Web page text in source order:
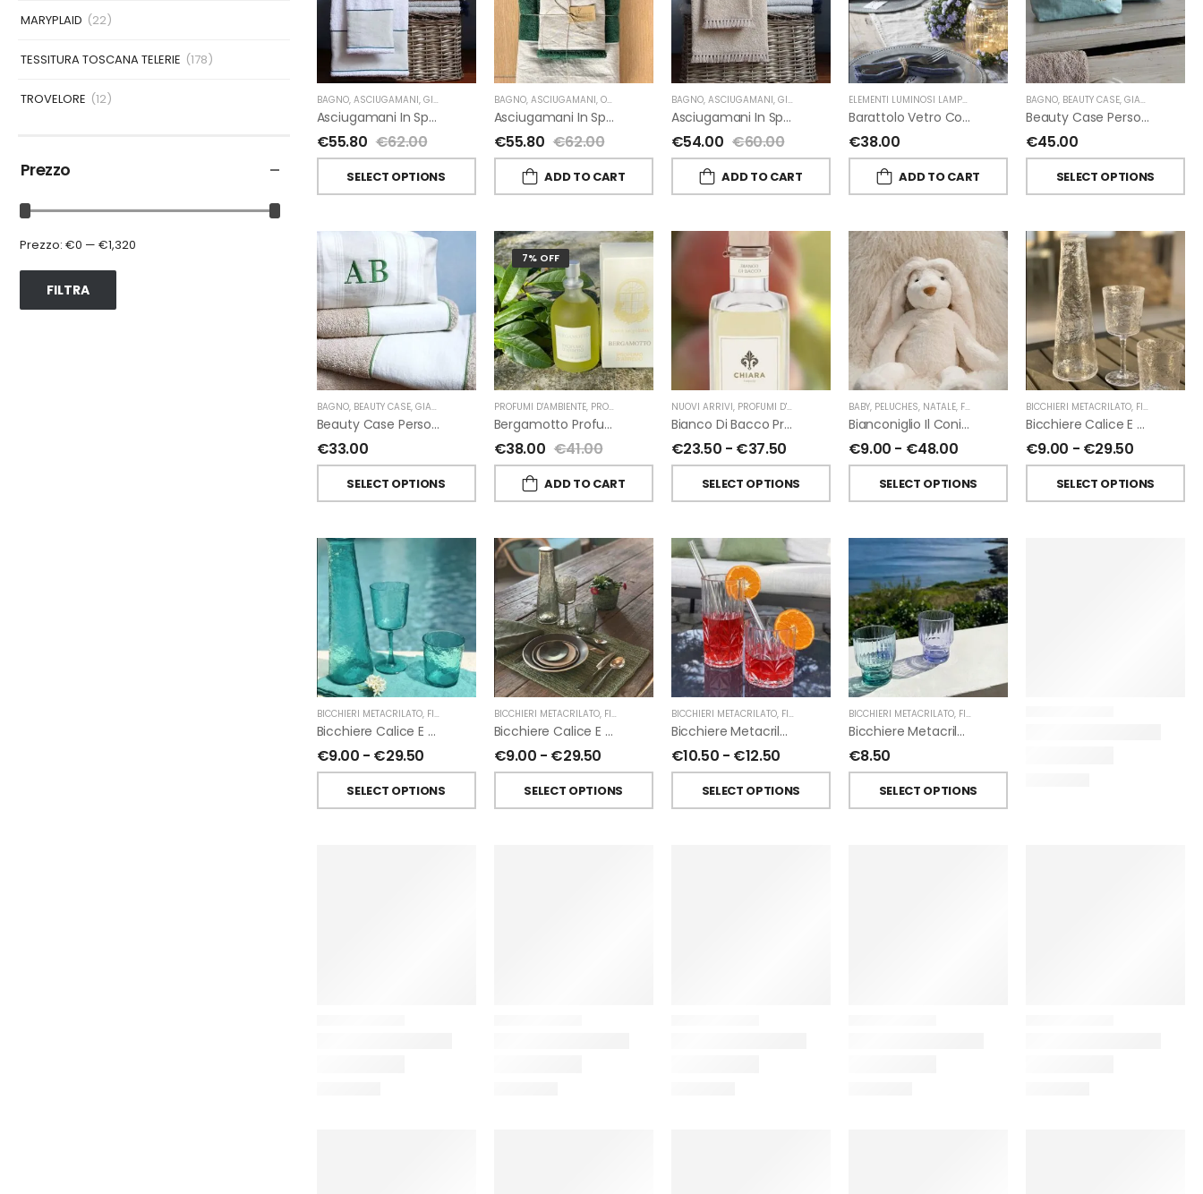
MARYPLAID (22)
TESSITURA TOSCANA TELERIE (178)
TROVELORE (12)
Prezzo
FILTRA
Prezzo: €0 — €1,320
BAGNO, ASCIUGAMANI, GIARDINO SEGRETO
Asciugamani In Spugna E Lino Di Giardino Segreto
€55.80 €62.00
SELECT OPTIONS
BAGNO, ASCIUGAMANI, OUTLET GIARDINO SEGRETO
Asciugamani In Spugna E Lino Di Giardino Segreto
€55.80 €62.00
ADD TO CART
BAGNO, ASCIUGAMANI, GIARDINO SEGRETO
Asciugamani In Spugna E Nappe Di Giardino Segreto
€54.00 €60.00
ADD TO CART
ELEMENTI LUMINOSI LAMPADE E LED NATALE,FIORIRA' UN GIARDINO
Barattolo Vetro Con Corda Energia Solare Esterno D11 H15.6 Cm
€38.00
ADD TO CART
BAGNO, BEAUTY CASE, GIARDINO SEGRETO
Beauty Case Personalizzati In Lino Resinato Antimacchia Giardino Segreto
€45.00
SELECT OPTIONS
BAGNO, BEAUTY CASE, GIARDINO SEGRETO
Beauty Case Personalizzati In Lino Rigato Giardino Segreto
€33.00
SELECT OPTIONS
7% OFF
PROFUMI D'AMBIENTE, PROFUMI D'AMBIENTE FIORIRA' UN GIARDINO ,FIORIRA' UN GIARDINO
Bergamotto Profumo D’ambiente Di Fiorirà Un Giardino
€38.00 €41.00
ADD TO CART
NUOVI ARRIVI, PROFUMI D'AMBIENTE PROFUMATORI A BASTONCINI,CHIARA FIRENZE
Bianco Di Bacco Profumatori Per Ambiente A Bastoncini Di Chiara Firenze
€23.50 - €37.50
SELECT OPTIONS
BABY, PELUCHES, NATALE, FIORIRA' UN GIARDINO
Bianconiglio Il Coniglio Dalle Lunghe Orecchie H50 Cm Di Fiorirà Un Giardino
€9.00 - €48.00
SELECT OPTIONS
BICCHIERI METACRILATO, FIORIRA' UN GIARDINO
Bicchiere Calice E Bottiglia Metacrilati Effetto Martellato Trasparente Di Fiorirà Un Giardino
€9.00 - €29.50
SELECT OPTIONS
BICCHIERI METACRILATO, FIORIRA' UN GIARDINO
Bicchiere Calice E Bottiglia Metacrilati Effetto Martellato Turchese Di Fiorirà Un Giardino
€9.00 - €29.50
SELECT OPTIONS
BICCHIERI METACRILATO, FIORIRA' UN GIARDINO
Bicchiere Calice E Bottiglia Metacrilati Effetto Martellato Verde Di Fiorirà Un Giardino
€9.00 - €29.50
SELECT OPTIONS
BICCHIERI METACRILATO, FIORIRA' UN GIARDINO
Bicchiere Metacrilato Diamante Di Fiorirà Un Giardino
€10.50 - €12.50
SELECT OPTIONS
BICCHIERI METACRILATO, FIORIRA' UN GIARDINO
Bicchiere Metacrilato Righe Impilabile Di Fiorirà Un Giardino
€8.50
SELECT OPTIONS